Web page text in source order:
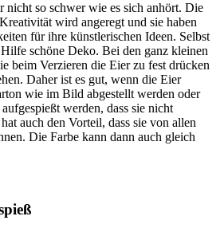
nicht so schwer wie es sich anhört. Die
wird angeregt und sie haben
für ihre künstlerischen Ideen. Selbst
schöne Deko. Bei den ganz kleinen
beim Verzieren die Eier zu fest drücken
Daher ist es gut, wenn die Eier
wie im Bild abgestellt werden oder
werden, dass sie nicht
auch den Vorteil, dass sie von allen
Die Farbe kann dann auch gleich